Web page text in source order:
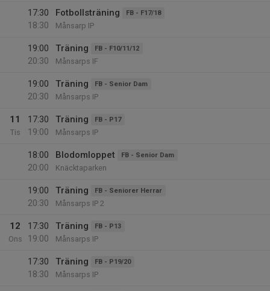
17:30
18:30
Fotbollsträning FB - F17/18
Månsarp IP
19:00
20:30
Träning FB - F10/11/12
Månsarps IF
19:00
20:30
Träning FB - Senior Dam
Månsarps IP
11
Tis
17:30
19:00
Träning FB - P17
Månsarps IP
18:00
20:00
Blodomloppet FB - Senior Dam
Knäcktaparken
19:00
20:30
Träning FB - Seniorer Herrar
Månsarps IP 2
12
Ons
17:30
19:00
Träning FB - P13
Månsarps IP
17:30
18:30
Träning FB - P19/20
Månsarps IP